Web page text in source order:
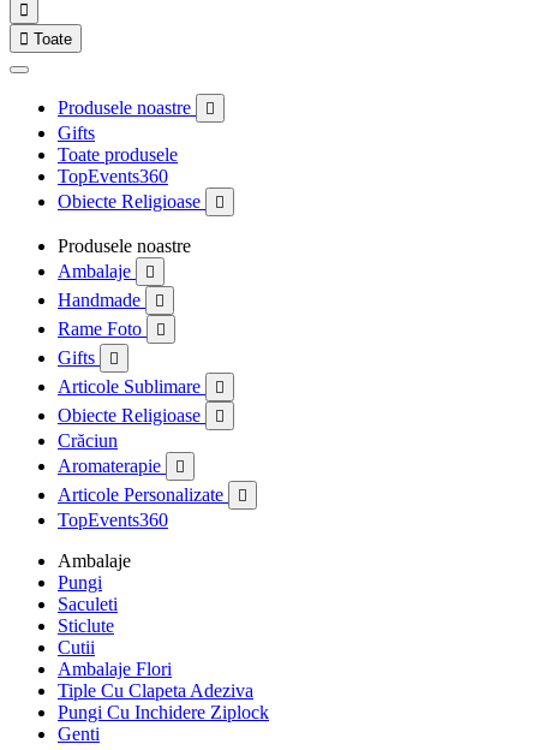

 Toate
Produsele noastre 
Gifts
Toate produsele
TopEvents360
Obiecte Religioase

Produsele noastre
Ambalaje

Handmade 
Rame Foto 
Gifts 
Articole Sublimare 
Obiecte Religioase 
Crăciun
Aromaterapie

Articole Personalizate 
TopEvents360
Ambalaje
Pungi
Saculeti
Sticlute
Cutii
Ambalaje Flori
Tiple Cu Clapeta Adeziva
Pungi Cu Inchidere Ziplock
Genti